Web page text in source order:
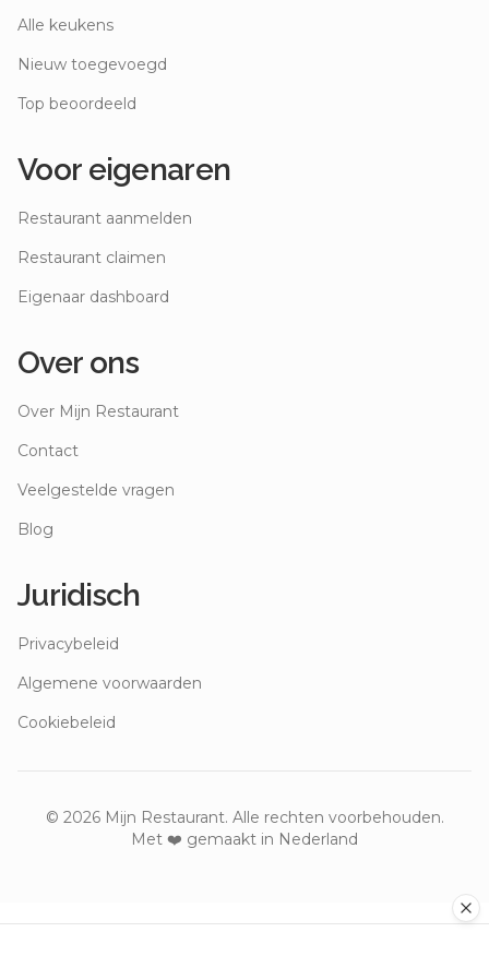
Alle keukens
Nieuw toegevoegd
Top beoordeeld
Voor eigenaren
Restaurant aanmelden
Restaurant claimen
Eigenaar dashboard
Over ons
Over Mijn Restaurant
Contact
Veelgestelde vragen
Blog
Juridisch
Privacybeleid
Algemene voorwaarden
Cookiebeleid
© 2026Mijn Restaurant. Alle rechten voorbehouden.
Met ❤️ gemaakt in Nederland